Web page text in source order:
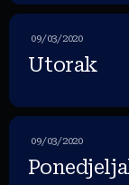
09/03/2020
Utorak
09/03/2020